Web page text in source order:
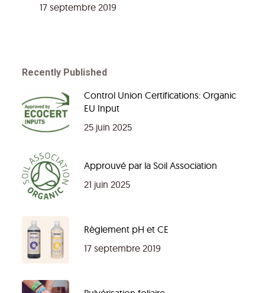
17 septembre 2019
Recently Published
Control Union Certifications: Organic
EU Input
25 juin 2025
Approuvé par la Soil Association
21 juin 2025
Règlement pH et CE
17 septembre 2019